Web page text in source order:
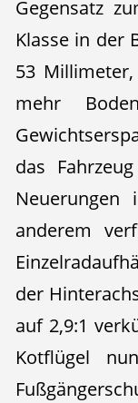
Gegensatz
Klasse in der
53
mehr
das
anderem
der
auf 2,9:1
Kotflügel